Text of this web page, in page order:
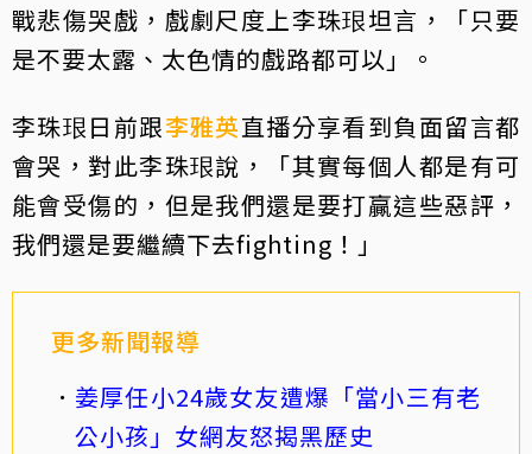
戰悲傷哭戲，戲劇尺度上李珠珢坦言，「只要
是不要太露、太色情的戲路都可以」。
李珠珢日前跟李雅英直播分享看到負面留言都
會哭，對此李珠珢說，「其實每個人都是有可
能會受傷的，但是我們還是要打贏這些惡評，
我們還是要繼續下去fighting！」
更多新聞報導
姜厚任小24歲女友遭爆「當小三有老
公小孩」女網友怒揭黑歷史